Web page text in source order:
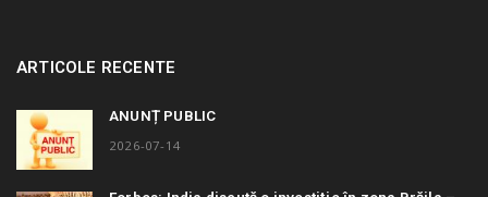
ARTICOLE RECENTE
ANUNȚ PUBLIC
2026-07-14